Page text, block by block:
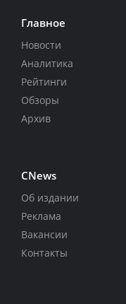
Главное
Новости
Аналитика
Рейтинги
Обзоры
Архив
CNews
Об издании
Реклама
Вакансии
Контакты